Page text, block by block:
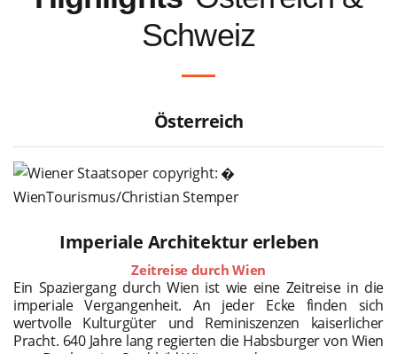
Schweiz
Österreich
Imperiale Architektur erleben
Zeitreise durch Wien
Ein Spaziergang durch Wien ist wie eine Zeitreise in die
imperiale Vergangenheit. An jeder Ecke finden sich
wertvolle Kulturgüter und Reminiszenzen kaiserlicher
Pracht. 640 Jahre lang regierten die Habsburger von Wien